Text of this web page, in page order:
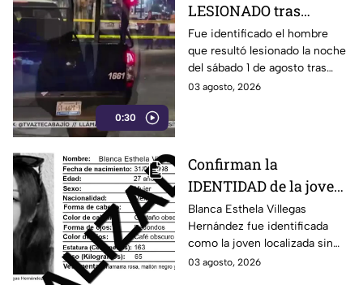
0:30
LESIONADO tras
agresión en colonia
Constitución de
Apatzingán en Irapuato
Fue identificado el hombre
que resultó lesionado la noche
del sábado 1 de agosto tras
registrarse detonaciones en la
03 agosto, 2026
Confirman la
IDENTIDAD de la joven
hallada s1n v1da en
Celaya, Guanajuato;
llevaba dos días
desaparecida
Blanca Esthela Villegas
Hernández fue identificada
como la joven localizada sin
vida en Celaya, Guanajuato,
03 agosto, 2026